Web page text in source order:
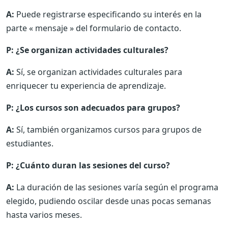
A: Puede registrarse especificando su interés en la
parte « mensaje » del formulario de contacto.
P: ¿Se organizan actividades culturales?
A: Sí, se organizan actividades culturales para
enriquecer tu experiencia de aprendizaje.
P: ¿Los cursos son adecuados para grupos?
A: Sí, también organizamos cursos para grupos de
estudiantes.
P: ¿Cuánto duran las sesiones del curso?
A: La duración de las sesiones varía según el programa
elegido, pudiendo oscilar desde unas pocas semanas
hasta varios meses.